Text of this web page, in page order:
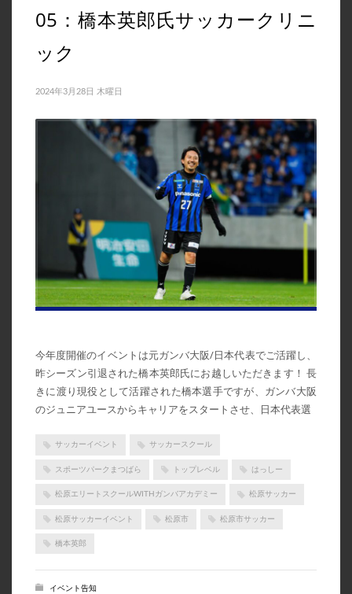
05：橋本英郎氏サッカークリニ
ック
2024年3月28日 木曜日
今年度開催のイベントは元ガンバ大阪/日本代表でご活躍し、
昨シーズン引退された橋本英郎氏にお越しいただきます！ 長
きに渡り現役として活躍された橋本選手ですが、ガンバ大阪
のジュニアユースからキャリアをスタートさせ、日本代表選
サッカーイベント サッカースクール
スポーツパークまつばら トップレベル はっしー
松原エリートスクールWITHガンバアカデミー 松原サッカー
松原サッカーイベント 松原市 松原市サッカー
橋本英郎
イベント告知